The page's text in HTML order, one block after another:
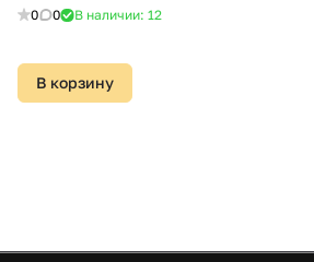
0 0 В наличии: 12
В корзину